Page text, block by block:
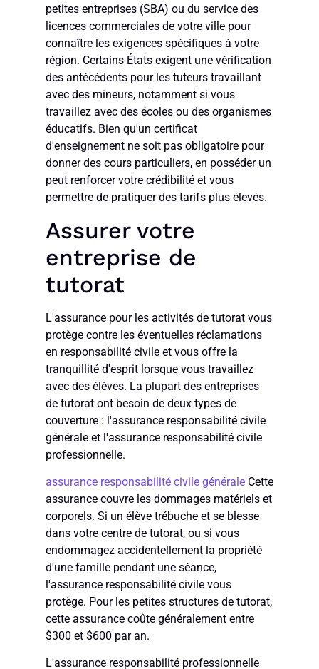
petites entreprises (SBA) ou du service des
licences commerciales de votre ville pour
connaître les exigences spécifiques à votre
région. Certains États exigent une vérification
des antécédents pour les tuteurs travaillant
avec des mineurs, notamment si vous
travaillez avec des écoles ou des organismes
éducatifs. Bien qu'un certificat
d'enseignement ne soit pas obligatoire pour
donner des cours particuliers, en posséder un
peut renforcer votre crédibilité et vous
permettre de pratiquer des tarifs plus élevés.
Assurer votre
entreprise de
tutorat
L'assurance pour les activités de tutorat vous
protège contre les éventuelles réclamations
en responsabilité civile et vous offre la
tranquillité d'esprit lorsque vous travaillez
avec des élèves. La plupart des entreprises
de tutorat ont besoin de deux types de
couverture : l'assurance responsabilité civile
générale et l'assurance responsabilité civile
professionnelle.
assurance responsabilité civile générale Cette
assurance couvre les dommages matériels et
corporels. Si un élève trébuche et se blesse
dans votre centre de tutorat, ou si vous
endommagez accidentellement la propriété
d'une famille pendant une séance,
l'assurance responsabilité civile vous
protège. Pour les petites structures de tutorat,
cette assurance coûte généralement entre
$300 et $600 par an.
L'assurance responsabilité professionnelle